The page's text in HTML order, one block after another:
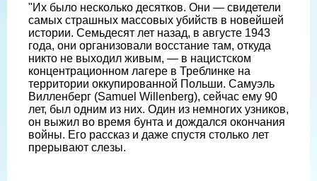
"Их было несколько десятков. Они — свидетели
самых страшных массовых убийств в новейшей
истории. Семьдесят лет назад, в августе 1943
года, они организовали восстание там, откуда
никто не выходил живым, — в нацистском
концентрационном лагере в Треблинке на
территории оккупированной Польши. Самуэль
Вилленберг (Samuel Willenberg), сейчас ему 90
лет, был одним из них. Один из немногих узников,
он выжил во время бунта и дождался окончания
войны. Его рассказ и даже спустя столько лет
прерывают слезы.